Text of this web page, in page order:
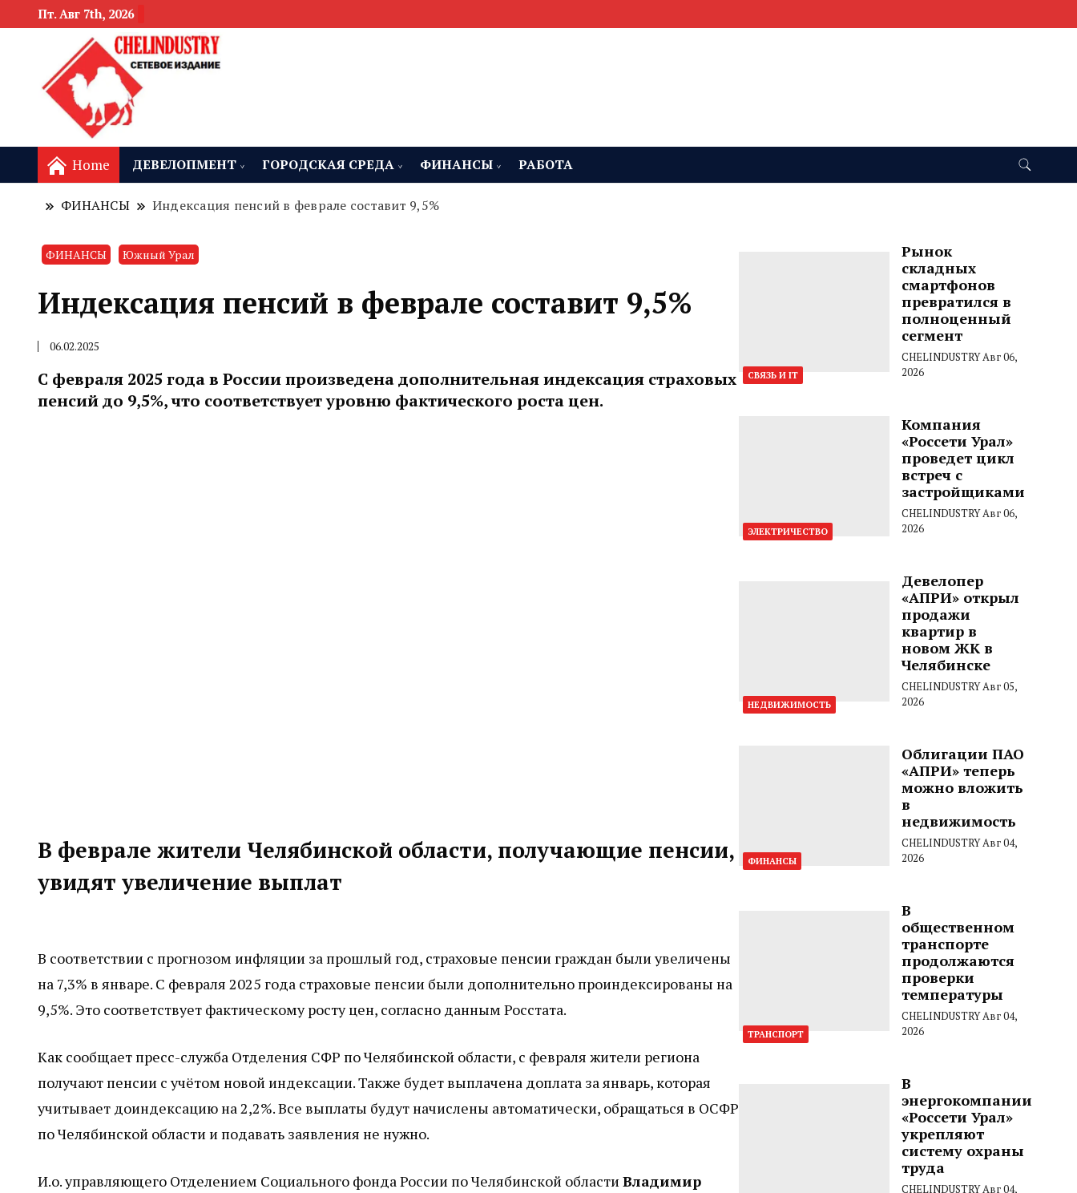
Пт. Авг 7th, 2026
Home ДЕВЕЛОПМЕНТ ГОРОДСКАЯ СРЕДА ФИНАНСЫ РАБОТА
ФИНАНСЫ Индексация пенсий в феврале составит 9,5%
ФИНАНСЫ Южный Урал
Индексация пенсий в феврале составит 9,5%
06.02.2025
С февраля 2025 года в России произведена дополнительная индексация страховых
пенсий до 9,5%, что соответствует уровню фактического роста цен.
В феврале жители Челябинской области, получающие пенсии,
увидят увеличение выплат
В соответствии с прогнозом инфляции за прошлый год, страховые пенсии граждан были увеличены
на 7,3% в январе. С февраля 2025 года страховые пенсии были дополнительно проиндексированы на
9,5%. Это соответствует фактическому росту цен, согласно данным Росстата.
Как сообщает пресс-служба Отделения СФР по Челябинской области, с февраля жители региона
получают пенсии с учётом новой индексации. Также будет выплачена доплата за январь, которая
учитывает доиндексацию на 2,2%. Все выплаты будут начислены автоматически, обращаться в ОСФР
по Челябинской области и подавать заявления не нужно.
И.о. управляющего Отделением Социального фонда России по Челябинской области Владимир
СВЯЗЬ И IT
Рынок
складных
смартфонов
превратился в
полноценный
сегмент
CHELINDUSTRYАвг 06,
2026
ЭЛЕКТРИЧЕСТВО
Компания
«Россети Урал»
проведет цикл
встреч с
застройщиками
CHELINDUSTRYАвг 06,
2026
НЕДВИЖИМОСТЬ
Девелопер
«АПРИ» открыл
продажи
квартир в
новом ЖК в
Челябинске
CHELINDUSTRYАвг 05,
2026
ФИНАНСЫ
Облигации ПАО
«АПРИ» теперь
можно вложить
в
недвижимость
CHELINDUSTRYАвг 04,
2026
ТРАНСПОРТ
В
общественном
транспорте
продолжаются
проверки
температуры
CHELINDUSTRYАвг 04,
2026
В
энергокомпании
«Россети Урал»
укрепляют
систему охраны
труда
CHELINDUSTRYАвг 04,